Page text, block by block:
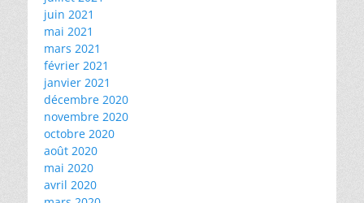
juin 2021
mai 2021
mars 2021
février 2021
janvier 2021
décembre 2020
novembre 2020
octobre 2020
août 2020
mai 2020
avril 2020